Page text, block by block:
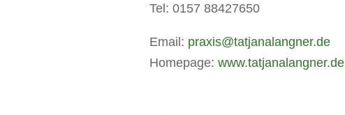
Tel: 0157 88427650
Email: praxis@tatjanalangner.de
Homepage: www.tatjanalangner.de